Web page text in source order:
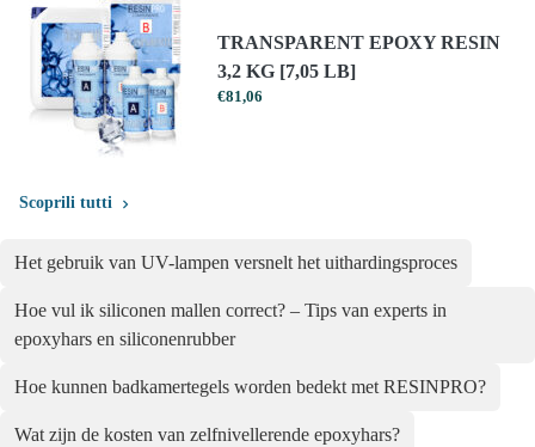
TRANSPARENT EPOXY RESIN
3,2 KG [7,05 LB]
€81,06
Scoprili tutti
Het gebruik van UV-lampen versnelt het uithardingsproces
Hoe vul ik siliconen mallen correct? – Tips van experts in
epoxyhars en siliconenrubber
Hoe kunnen badkamertegels worden bedekt met RESINPRO?
Wat zijn de kosten van zelfnivellerende epoxyhars?